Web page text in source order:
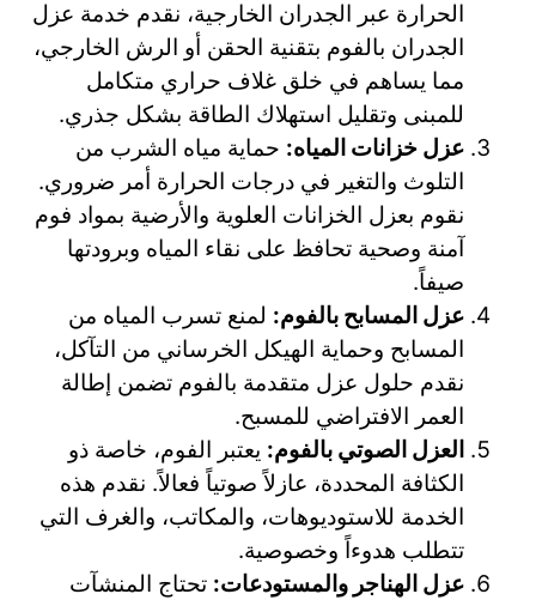
الحرارة عبر الجدران الخارجية، نقدم خدمة عزل
الجدران بالفوم بتقنية الحقن أو الرش الخارجي،
مما يساهم في خلق غلاف حراري متكامل
للمبنى وتقليل استهلاك الطاقة بشكل جذري.
عزل خزانات المياه: حماية مياه الشرب من
التلوث والتغير في درجات الحرارة أمر ضروري.
نقوم بعزل الخزانات العلوية والأرضية بمواد فوم
آمنة وصحية تحافظ على نقاء المياه وبرودتها
صيفاً.
عزل المسابح بالفوم: لمنع تسرب المياه من
المسابح وحماية الهيكل الخرساني من التآكل،
نقدم حلول عزل متقدمة بالفوم تضمن إطالة
العمر الافتراضي للمسبح.
العزل الصوتي بالفوم: يعتبر الفوم، خاصة ذو
الكثافة المحددة، عازلاً صوتياً فعالاً. نقدم هذه
الخدمة للاستوديوهات، والمكاتب، والغرف التي
تتطلب هدوءاً وخصوصية.
عزل الهناجر والمستودعات: تحتاج المنشآت